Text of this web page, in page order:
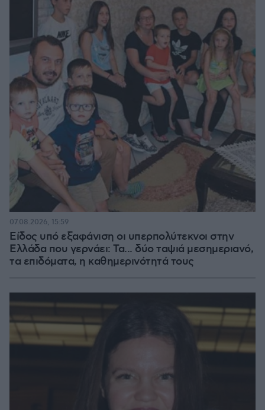
Είδος υπό εξαφάνιση οι υπερπολύτεκνοι στην
Ελλάδα που γερνάει: Τα... δύο ταψιά μεσημεριανό,
τα επιδόματα, η καθημερινότητά τους
07.08.2026, 15:59